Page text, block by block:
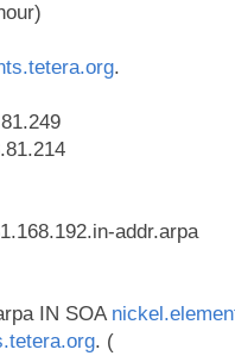
.
addr.arpa
IN SOA
. (